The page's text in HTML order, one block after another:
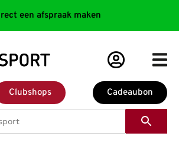
een afspraak maken
Cadeaubon
Clubshops